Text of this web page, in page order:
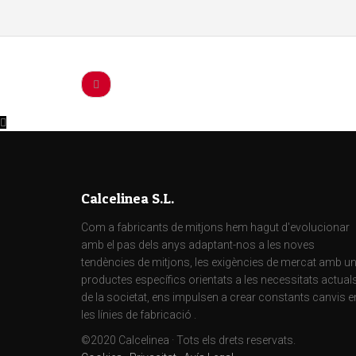
Calcelinea S.L.
Com a fabricants de mitjons hem hagut d'evolucionar
amb el pas dels anys adaptant-nos a les noves
tendències de mitjons, les exigències de mercat amb
productes específics orientats a les necessitats
de la societat, ens impulsen a crear constants canvis
les línies de fabricació .
©2020 Calcelinea · Tots els drets reservats.